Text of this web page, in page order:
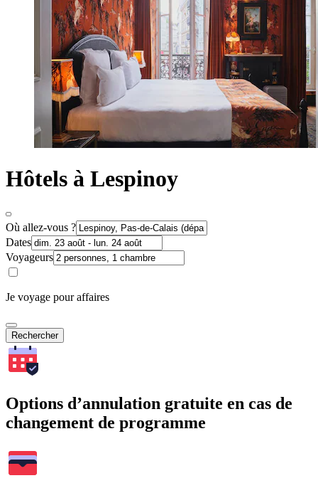
Hôtels à Lespinoy
Où allez-vous ?
Dates
Voyageurs
Je voyage pour affaires
Rechercher
Options d’annulation gratuite en cas de
changement de programme